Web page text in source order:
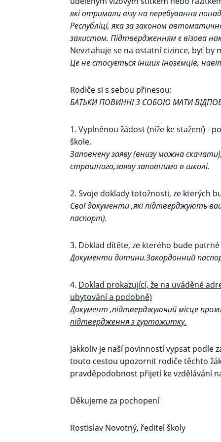
які отримали візу на перебування
Республіці, яка за законом
захистом. Підтвердженням є візова
Nevztahuje se na ostatní cizince, byť by
Це не стосується інших іноземців,
Rodiče si s sebou přinesou:
БАТЬКИ ПОВИННІ З СОБОЮ МАТИ
1. Vyplněnou žádost (níže ke stažení) -
škole.
Заповнену заяву (внизу можна
страшного,заяву заповнимо в школі.
2. Svoje doklady totožnosti, ze kterých
Свої документи ,які підтверджують
паспорт).
3. Doklad dítěte, ze kterého bude
Документи дитини.Закордонний
4. Doklad prokazující, že na uváděné
ubytování a podobně)
Документ ,підтверджуючий місце
підтвердження з гуртожитку.
Jakkoliv je naší povinností vypsat podle
touto cestou upozornit rodiče těchto
pravděpodobnost přijetí ke vzdělávání
Děkujeme za pochopení
Rostislav Novotný, ředitel školy